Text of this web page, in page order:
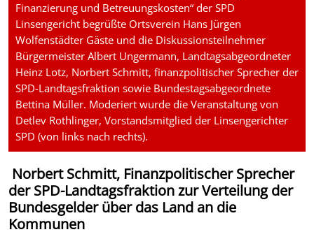
Finanzierung und Betreuungskosten“ der SPD
Linsengericht begrüßte Ortsverein Hans Jürgen
Wolfenstädter Gäste und die Diskussionsteilnehmer
Bürgermeister Albert Ungermann, Landtagsabgeordneter
Heinz Lotz, Norbert Schmitt, finanzpolitischer Sprecher der
SPD-Landtagsfraktion sowie Bundestagsabgeordnete
Bettina Müller. Moderiert wurde die Veranstaltung von
Detlev Rothlinger, Vorstandsmitglied der Linsengerichter
SPD (von links nach rechts).
Norbert Schmitt, Finanzpolitischer Sprecher
der SPD-Landtagsfraktion zur Verteilung der
Bundesgelder über das Land an die
Kommunen